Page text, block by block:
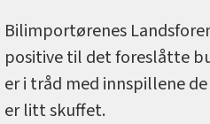
Bilimportørenes
positive til det foreslåtte
er i tråd med innspillene
er litt skuffet.